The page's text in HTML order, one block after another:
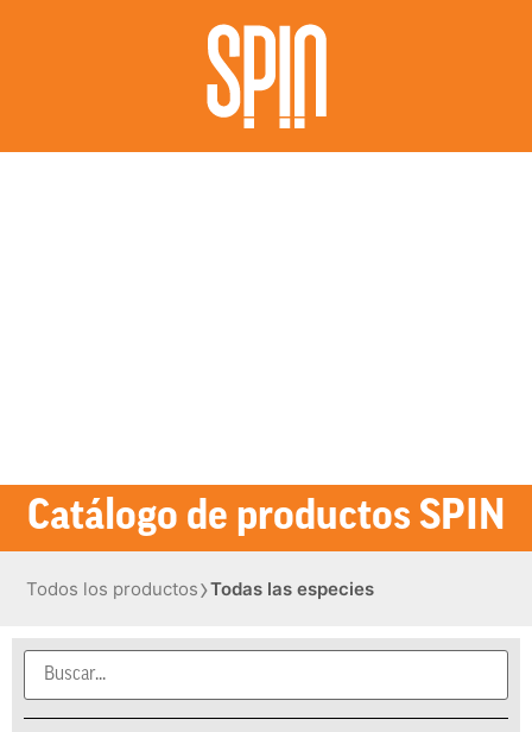
Catálogo de productos SPIN
Todos los productos›Todas las especies